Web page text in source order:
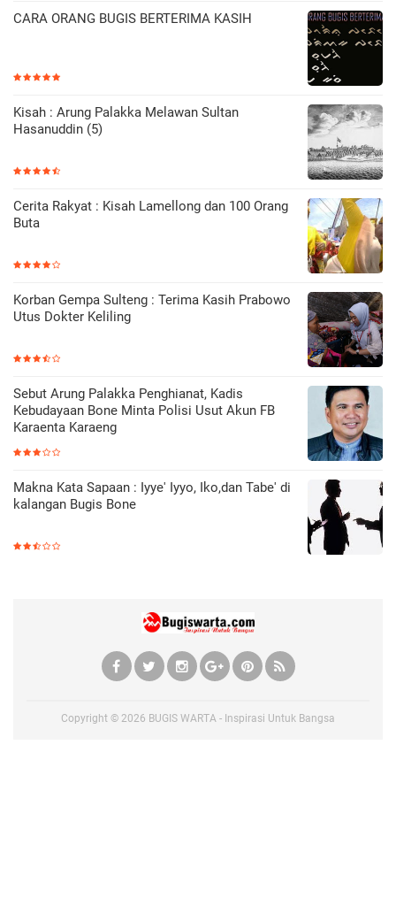
CARA ORANG BUGIS BERTERIMA KASIH
Kisah : Arung Palakka Melawan Sultan
Hasanuddin (5)
Cerita Rakyat : Kisah Lamellong dan 100 Orang
Buta
Korban Gempa Sulteng : Terima Kasih Prabowo
Utus Dokter Keliling
Sebut Arung Palakka Penghianat, Kadis
Kebudayaan Bone Minta Polisi Usut Akun FB
Karaenta Karaeng
Makna Kata Sapaan : Iyye' Iyyo, Iko,dan Tabe' di
kalangan Bugis Bone
Copyright © 2026 BUGIS WARTA - Inspirasi Untuk Bangsa